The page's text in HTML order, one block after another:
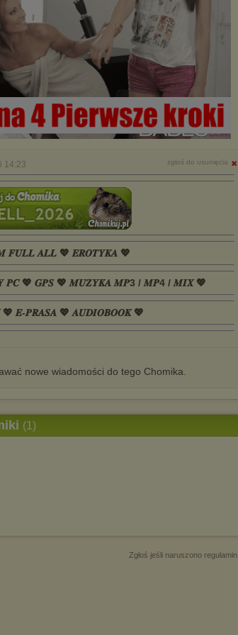
14:23 zgłoś do usunięcia
𝑭𝑼𝑳𝑳 𝑨𝑳𝑳 💖 𝑬𝑹𝑶𝑻𝒀𝑲𝑨 💖
𝑷𝑪 💖 𝑮𝑷𝑺 💖 𝑴𝑼𝒁𝒀𝑲𝑨 𝑴𝑷3 / 𝑴𝑷4 / 𝑴𝑰𝑿 💖
𝑬-𝑷𝑹𝑨𝑺𝑨 💖 𝑨𝑼𝑫𝑰𝑶𝑩𝑶𝑶𝑲 💖
nowe wiadomości do tego Chomika.
(1)
Zgłoś jeśli naruszono regulamin